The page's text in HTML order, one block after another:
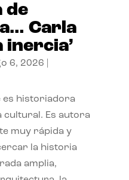
de
Carla
inercia’
6, 2026
es historiadora
cultural. Es autora
muy rápida y
la historia
amplia,